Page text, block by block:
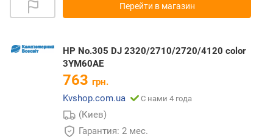
Перейти в магазин
HP No.305 DJ 2320/2710/2720/4120 color
3YM60AE
763 грн.
Kvshop.com.ua
С нами 4 года
(Киев)
Гарантия: 2 мес.